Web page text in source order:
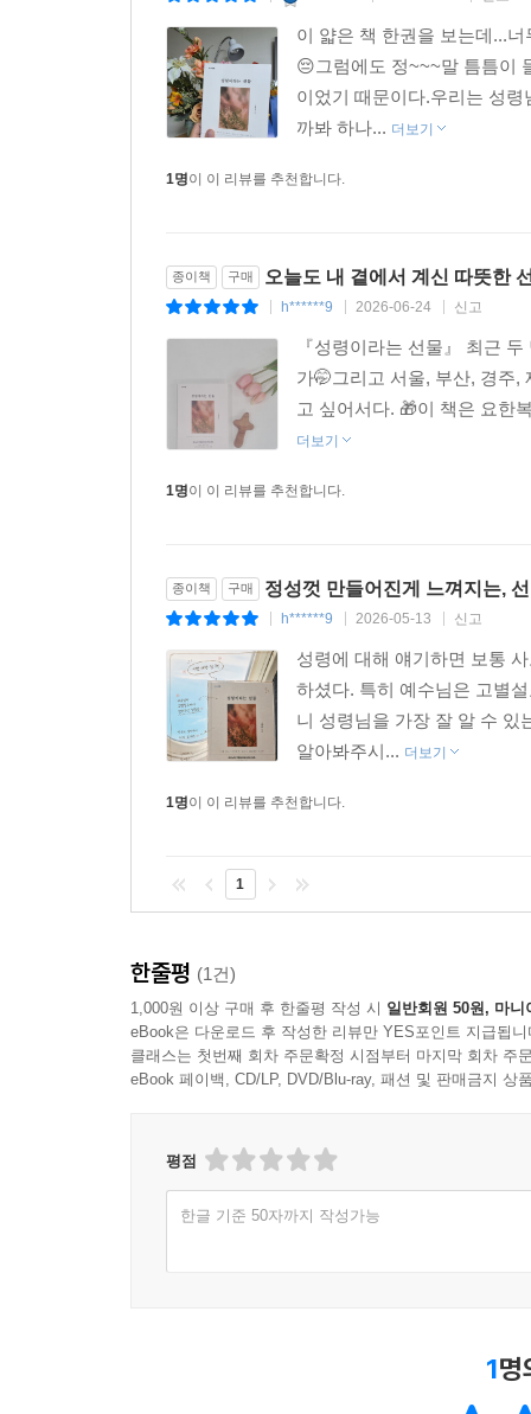
이 얇은 책 한권을 보는데...
😔그럼에도 정~~~말 틈틈이
이었기 때문이다.우리는 성
까봐 하나... 더보기
1명이 이 리뷰를 추천합니다.
종이책 구매 오늘도 내 곁에서 계신 따뜻한
h******9 2026-06-24 신고
『성령이라는 선물』 최근
가🤭그리고 서울, 부산, 경주,
고 싶어서다. 🎁이 책은 요한
더보기
1명이 이 리뷰를 추천합니다.
종이책 구매 정성껏 만들어진게 느껴지는,
h******9 2026-05-13 신고
성령에 대해 얘기하면 보통
하셨다. 특히 예수님은 고별
니 성령님을 가장 잘 알 수 있
알아봐주시... 더보기
1명이 이 리뷰를 추천합니다.
1
한줄평 (1건)
1,000원 이상 구매 후 한줄평 작성 시 일반회원 50원, 마니
eBook은 다운로드 후 작성한 리뷰만 YES포인트 지급됩니
클래스는 첫번째 회차 주문확정 시점부터 마지막 회차 주
eBook 페이백, CD/LP, DVD/Blu-ray, 패션 및 판매금지 상
평점
한글 기준 50자까지 작성가능
1명